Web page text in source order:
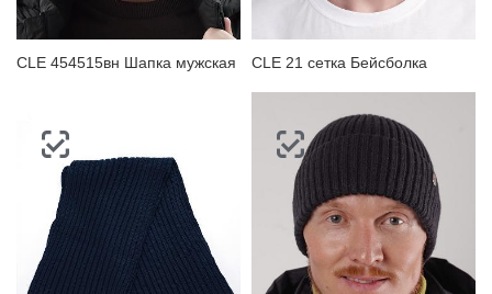
CLE 454515вн Шапка мужская CLE 21 сетка Бейсболка